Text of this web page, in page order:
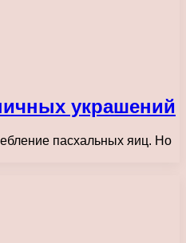
украшений
пасхальных яиц. Но